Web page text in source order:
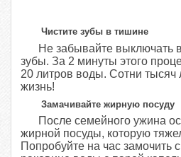
Чистите зубы в тишине
Не забывайте выключать
зубы. За 2 минуты этого
20 литров воды. Сотни тысяч
жизнь!
Замачивайте жирную посуду
После семейного ужина
жирной посуды, которую
Попробуйте на час замочить